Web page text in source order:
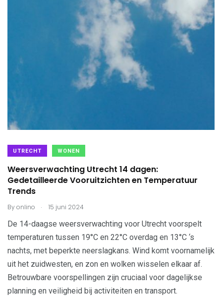
UTRECHT WONEN
Weersverwachting Utrecht 14 dagen:
Gedetailleerde Vooruitzichten en Temperatuur
Trends
Byonlino . 15 juni 2024
De 14-daagse weersverwachting voor Utrecht voorspelt
temperaturen tussen 19°C en 22°C overdag en 13°C ‘s
nachts, met beperkte neerslagkans. Wind komt voornamelijk
uit het zuidwesten, en zon en wolken wisselen elkaar af.
Betrouwbare voorspellingen zijn cruciaal voor dagelijkse
planning en veiligheid bij activiteiten en transport.